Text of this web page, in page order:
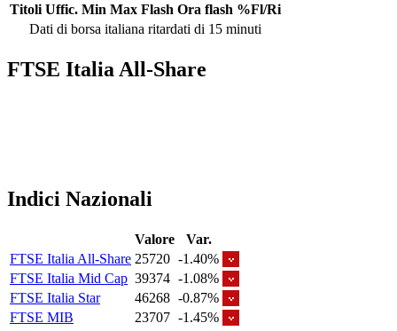
Titoli Uffic. Min Max Flash Ora flash %Fl/Ri
Dati di borsa italiana ritardati di 15 minuti
FTSE Italia All-Share
Indici Nazionali
Valore
Var.
FTSE Italia All-Share 25720 -1.40%
FTSE Italia Mid Cap 39374 -1.08%
FTSE Italia Star
46268 -0.87%
FTSE MIB
23707 -1.45%